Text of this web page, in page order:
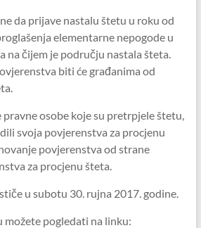
da prijave nastalu štetu u roku od
elementarne nepogode u
na čijem je području nastala šteta.
biti će građanima od
pravne osobe koje su pretrpjele štetu,
svoja povjerenstva za procjenu
povjerenstva od strane
za procjenu šteta.
u subotu 30. rujna 2017. godine.
možete pogledati na linku: